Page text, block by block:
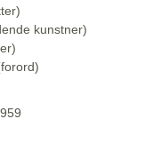
kunstner)